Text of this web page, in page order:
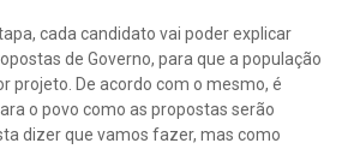
cada candidato vai poder explicar
de Governo, para que a população
projeto. De acordo com o mesmo, é
o povo como as propostas serão
dizer que vamos fazer, mas como